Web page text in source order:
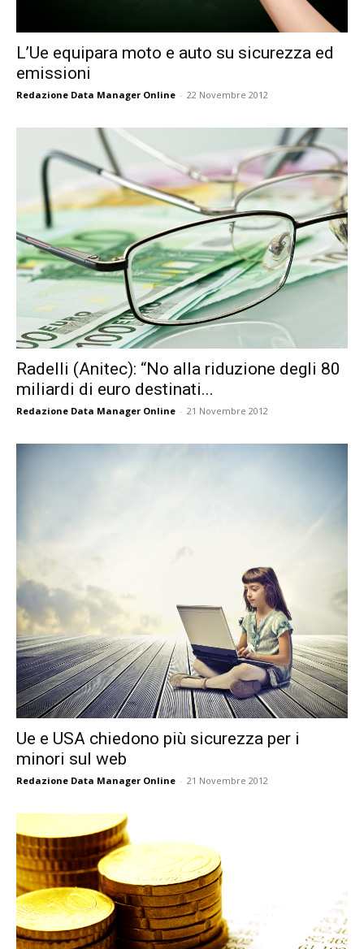
L’Ue equipara moto e auto su sicurezza ed
emissioni
Redazione Data Manager Online - 22 Novembre 2012
Radelli (Anitec): “No alla riduzione degli 80
miliardi di euro destinati...
Redazione Data Manager Online - 21 Novembre 2012
Ue e USA chiedono più sicurezza per i
minori sul web
Redazione Data Manager Online - 21 Novembre 2012